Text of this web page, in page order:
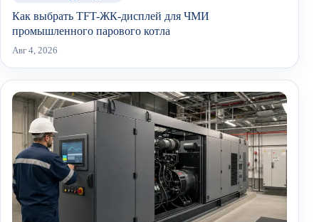
Как выбрать TFT-ЖК-дисплей для ЧМИ
промышленного парового котла
Авг 4, 2026